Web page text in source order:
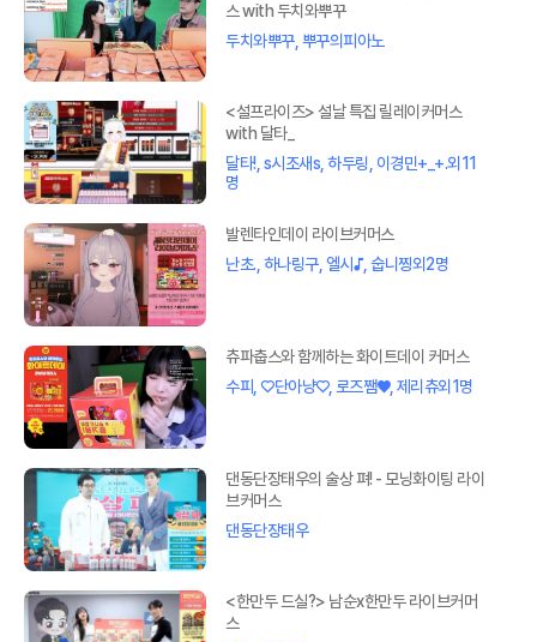
스 with 두치와뿌꾸
두치와뿌꾸, 뿌꾸의피아노
<설프라이즈> 설날 특집 릴레이커머스
with 달타_
달타!, s시조새s, 하두링, 이경민+_+.외11
명
발렌타인데이 라이브커머스
난초., 하나링구, 엘시♪, 숩니찡외2명
츄파춥스와 함께하는 화이트데이 커머스
수피, ♡단아냥♡, 로즈쨈♥, 제리츄외1명
댄동단장태우의 술상 펴! - 모닝화이팅 라이
브커머스
댄동단장태우
<한만두 드실?> 남순x한만두 라이브커머
스